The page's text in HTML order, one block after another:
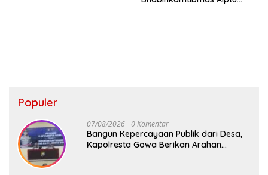
Populer
07/08/2026 0 Komentar
Bangun Kepercayaan Publik dari Desa,
Kapolresta Gowa Berikan Arahan